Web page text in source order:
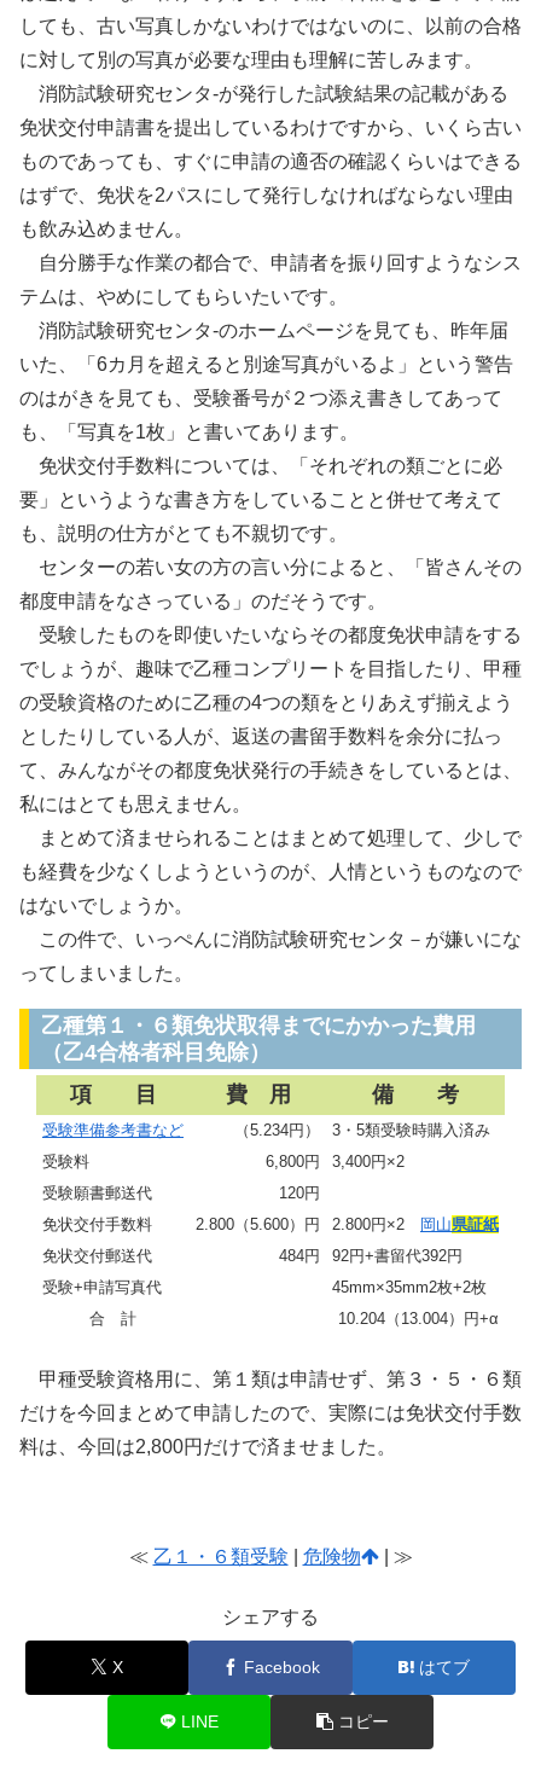
しても、古い写真しかないわけではないのに、以前の合格
に対して別の写真が必要な理由も理解に苦しみます。
消防試験研究センタ-が発行した試験結果の記載がある
免状交付申請書を提出しているわけですから、いくら古い
ものであっても、すぐに申請の適否の確認くらいはできる
はずで、免状を2パスにして発行しなければならない理由
も飲み込めません。
自分勝手な作業の都合で、申請者を振り回すようなシス
テムは、やめにしてもらいたいです。
消防試験研究センタ-のホームページを見ても、昨年届
いた、「6カ月を超えると別途写真がいるよ」という警告
のはがきを見ても、受験番号が２つ添え書きしてあって
も、「写真を1枚」と書いてあります。
免状交付手数料については、「それぞれの類ごとに必
要」というような書き方をしていることと併せて考えて
も、説明の仕方がとても不親切です。
センターの若い女の方の言い分によると、「皆さんその
都度申請をなさっている」のだそうです。
受験したものを即使いたいならその都度免状申請をする
でしょうが、趣味で乙種コンプリートを目指したり、甲種
の受験資格のために乙種の4つの類をとりあえず揃えよう
としたりしている人が、返送の書留手数料を余分に払っ
て、みんながその都度免状発行の手続きをしているとは、
私にはとても思えません。
まとめて済ませられることはまとめて処理して、少しで
も経費を少なくしようというのが、人情というものなので
はないでしょうか。
この件で、いっぺんに消防試験研究センタ－が嫌いにな
ってしまいました。
乙種第１・６類免状取得までにかかった費用
（乙4合格者科目免除）
項 目
費 用 備 考
受験準備参考書など （5.234円）
3・5類受験時購入済み
受験料
6,800円
3,400円×2
受験願書郵送代
120円
免状交付手数料
2.800（5.600）円 2.800円×2 岡山県証紙
免状交付郵送代
484円
92円+書留代392円
受験+申請写真代
45mm×35mm2枚+2枚
合 計
10.204（13.004）円+α
甲種受験資格用に、第１類は申請せず、第３・５・６類
だけを今回まとめて申請したので、実際には免状交付手数
料は、今回は2,800円だけで済ませました。
≪ 乙１・６類受験 危険物 | ≫
シェアする
X Facebook はてブ
LINE コピー